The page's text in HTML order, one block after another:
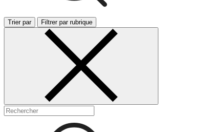
Trier par Filtrer par rubrique